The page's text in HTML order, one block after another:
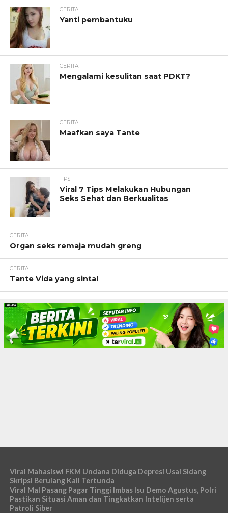
CERITA
Yanti pembantuku
CERITA
Mengalami kesulitan saat PDKT?
CERITA
Maafkan saya Tante
TIPS
Viral 7 Tips Melakukan Hubungan
Seks Sehat dan Berkualitas
CERITA
Organ seks remaja mudah greng
CERITA
Tante Vida yang sintal
Viral Mahasiswi FKM Undana Diduga Depresi Usai Sidang
Skripsi Berulang Kali Tertunda
Viral Mal Pasang Pagar Tinggi Imbas Isu Demo Agustus, Polri
Pastikan Situasi Aman dan Tingkatkan Intelijen serta
Patroli Siber